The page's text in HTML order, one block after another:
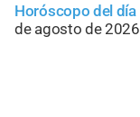
Horóscopo del día
de agosto de 2026